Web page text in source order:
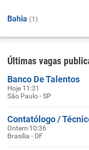
Bahia (1)
Últimas vagas
Banco De Talentos
Hoje 11:31
São Paulo - SP
Contatólogo /
Ontem 10:36
Brasília - DF